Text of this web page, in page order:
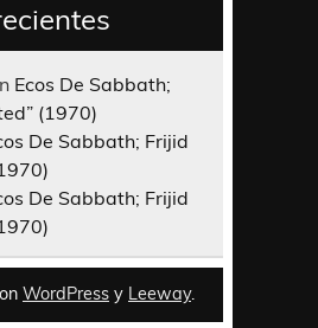
Ecos De Sabbath;
(1970)
De Sabbath; Frijid
De Sabbath; Frijid
WordPress y Leeway.